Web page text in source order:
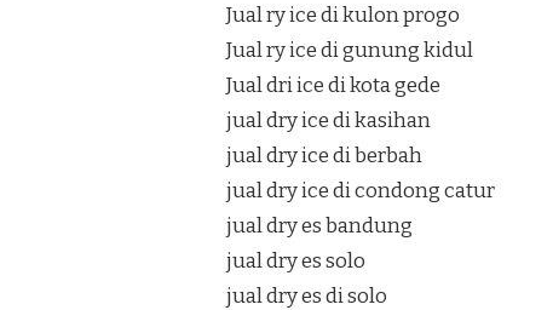
Jual ry ice di kulon progo
Jual ry ice di gunung kidul
Jual dri ice di kota gede
jual dry ice di kasihan
jual dry ice di berbah
jual dry ice di condong catur
jual dry es bandung
jual dry es solo
jual dry es di solo